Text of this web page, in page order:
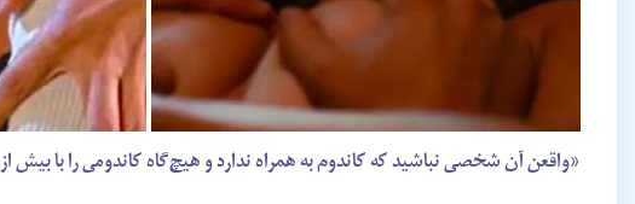
«واقعن آن شخصی نباشید که کاندوم به همراه ندارد و هیچ‌گاه کاندومی را با